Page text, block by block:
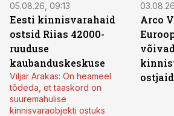
05.08.26, 09:13
Eesti kinnisvarahaid
ostsid Riias 42000-
ruuduse
kaubanduskeskuse
Viljar Arakas: On heameel
tõdeda, et taaskord on
suuremahulise
kinnisvaraobjekti ostuks
Arco
ostjaid